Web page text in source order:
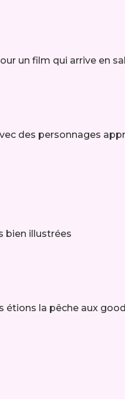
un film qui arrive en
des personnages
bien illustrées
étions la pêche aux